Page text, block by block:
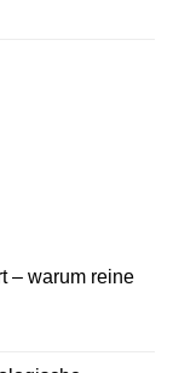
– warum reine